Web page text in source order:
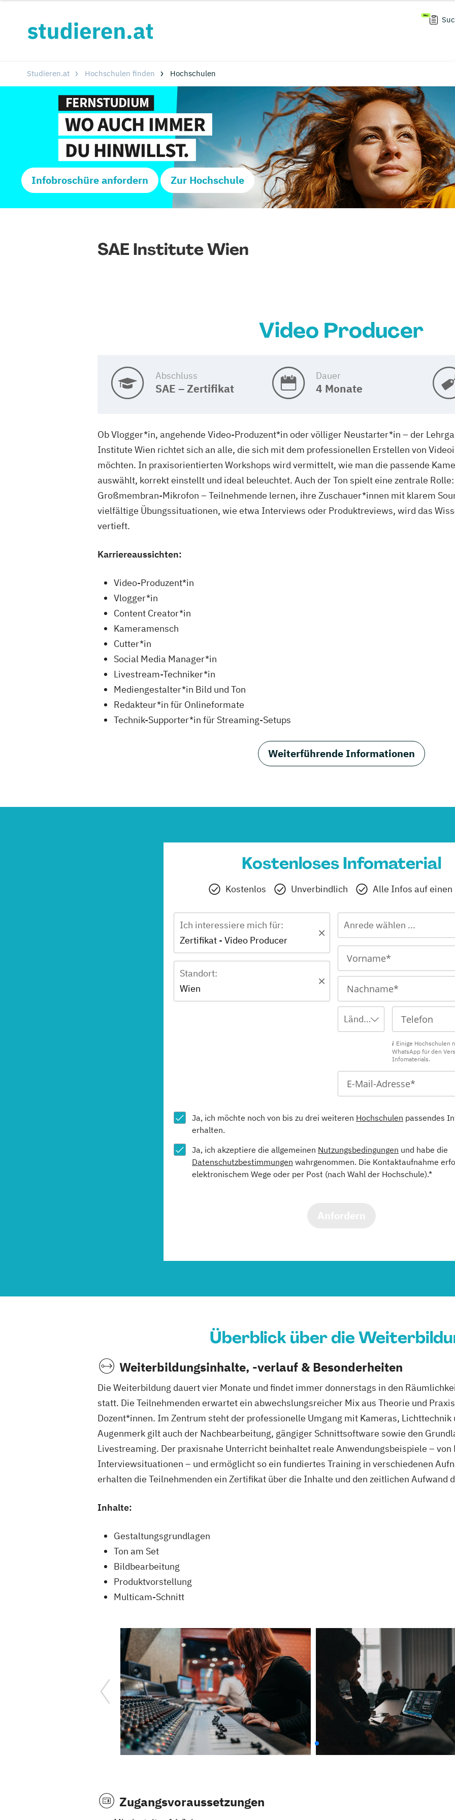
Studieren.at Hochschulen finden Hochschulen
Infobroschüre anfordern Zur Hochschule
SAE Institute Wien
Video Producer
Abschluss
SAE – Zertifikat
Dauer
4 Monate
Ob Vlogger*in, angehende Video-Produzent*in oder völliger Neustarter*in – der
Institute Wien richtet sich an alle, die sich mit dem professionellen Erstellen von
möchten. In praxisorientierten Workshops wird vermittelt, wie man die passende
auswählt, korrekt einstellt und ideal beleuchtet. Auch der Ton spielt eine zentrale
Großmembran-Mikrofon – Teilnehmende lernen, ihre Zuschauer*innen mit klarem
vielfältige Übungssituationen, wie etwa Interviews oder Produktreviews, wird das
vertieft.
Karriereaussichten:
Video-Produzent*in
Vlogger*in
Content Creator*in
Kameramensch
Cutter*in
Social Media Manager*in
Livestream-Techniker*in
Mediengestalter*in Bild und Ton
Redakteur*in für Onlineformate
Technik-Supporter*in für Streaming-Setups
Weiterführende Informationen
Kostenloses Infomaterial
Kostenlos Unverbindlich Alle Infos auf einen
Ich interessiere mich für:
Zertifikat - Video Producer
Standort:
Wien
Anrede wählen ...
Ländervorwahl wählen ...
Einige Hochschulen
WhatsApp für den
Infomaterials.
Ja, ich möchte noch von bis zu drei weiteren Hochschulen passendes
erhalten.
Ja, ich akzeptiere die allgemeinen Nutzungsbedingungen und habe die
Datenschutzbestimmungen wahrgenommen. Die Kontaktaufnahme
elektronischem Wege oder per Post (nach Wahl der Hochschule).*
Überblick über die
Weiterbildungsinhalte, -verlauf & Besonderheiten
Die Weiterbildung dauert vier Monate und findet immer donnerstags in den
statt. Die Teilnehmenden erwartet ein abwechslungsreicher Mix aus Theorie und
Dozent*innen. Im Zentrum steht der professionelle Umgang mit Kameras, Lichttechnik
Augenmerk gilt auch der Nachbearbeitung, gängiger Schnittsoftware sowie den
Livestreaming. Der praxisnahe Unterricht beinhaltet reale Anwendungsbeispiele –
Interviewsituationen – und ermöglicht so ein fundiertes Training in verschiedenen
erhalten die Teilnehmenden ein Zertifikat über die Inhalte und den zeitlichen Aufwand
Inhalte:
Gestaltungsgrundlagen
Ton am Set
Bildbearbeitung
Produktvorstellung
Multicam-Schnitt
Zugangsvoraussetzungen